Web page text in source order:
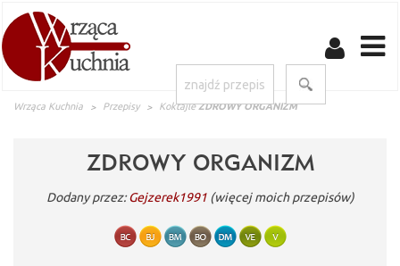
Wrząca Kuchnia Przepisy Koktajle ZDROWY ORGANIZM
ZDROWY ORGANIZM
Dodany przez:Gejzerek1991 (więcej moich przepisów)